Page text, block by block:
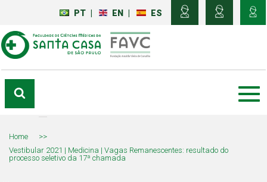
PT EN ES
Home
>>
Vestibular 2021 | Medicina | Vagas Remanescentes: resultado do
processo seletivo da 17ª chamada